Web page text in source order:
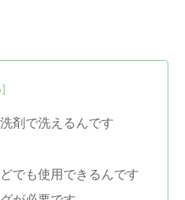
剤で洗えるんです
でも使用できるんです